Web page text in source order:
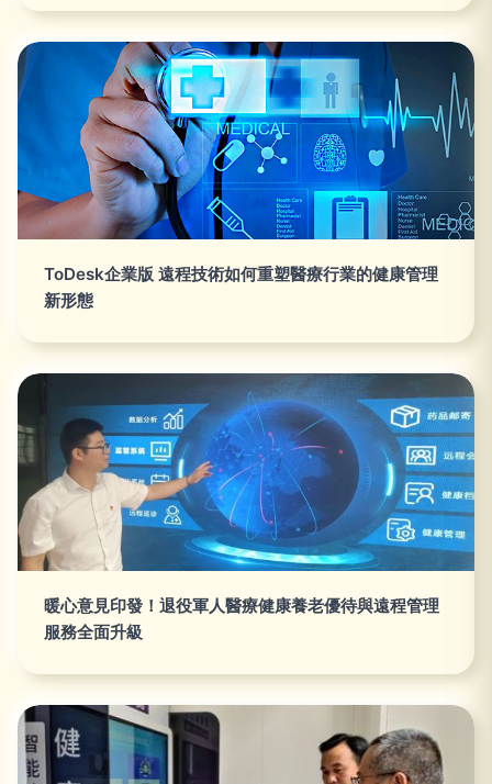
ToDesk企業版 遠程技術如何重塑醫療行業的健康管理
新形態
暖心意見印發！退役軍人醫療健康養老優待與遠程管理
服務全面升級